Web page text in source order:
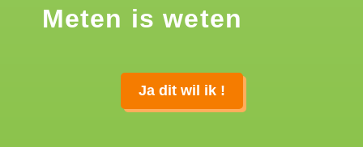
Meten is weten
Ja dit wil ik !